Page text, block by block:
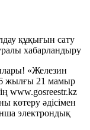
«Железин
жылғы 21 мамыр
www.gosreestr.kz
көтеру әдісімен
электрондық